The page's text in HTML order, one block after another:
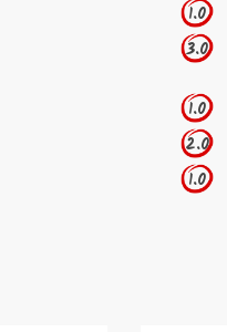
1.0
3.0
1.0
2.0
1.0